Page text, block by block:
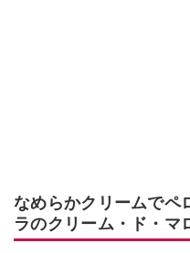
なめらかクリームでペ
ラのクリーム・ド・マ